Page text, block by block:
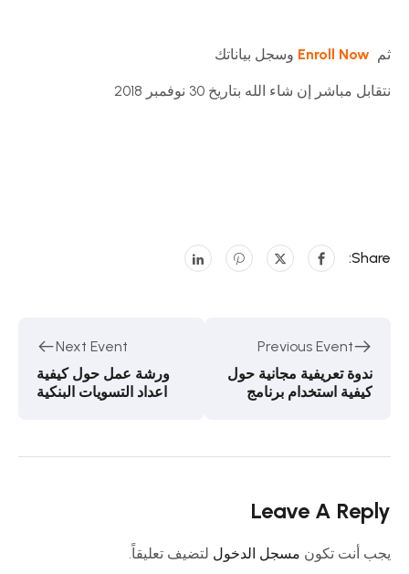
ثم Enroll Now وسجل بياناتك
نتقابل مباشر إن شاء الله بتاريخ 30 نوفمبر 2018
Share:
Previous Event
ندوة تعريفية مجانية حول
كيفية استخدام برنامج
Next Event
ورشة عمل حول كيفية
اعداد التسويات البنكية
Leave A Reply
يجب أنت تكون مسجل الدخول لتضيف تعليقاً.